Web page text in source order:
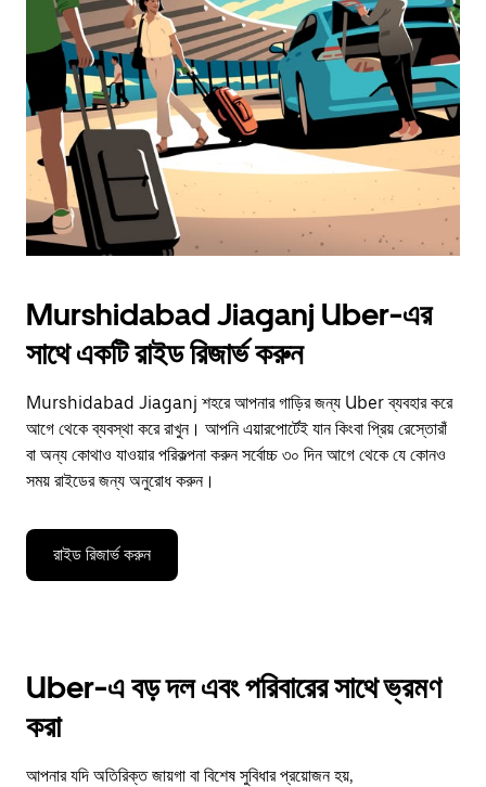
escape
button
close
the
calendar.
Murshidabad Jiaganj Uber-এর
সাথে একটি রাইড রিজার্ভ করুন
Murshidabad Jiaganj শহরে আপনার গাড়ির জন্য Uber ব্যবহার করে
আগে থেকে ব্যবস্থা করে রাখুন। আপনি এয়ারপোর্টেই যান কিংবা প্রিয় রেস্তোরাঁ
বা অন্য কোথাও যাওয়ার পরিকল্পনা করুন সর্বোচ্চ ৩০ দিন আগে থেকে যে কোনও
সময় রাইডের জন্য অনুরোধ করুন।
রাইড রিজার্ভ করুন
Uber-এ বড় দল এবং পরিবারের সাথে ভ্রমণ
করা
আপনার যদি অতিরিক্ত জায়গা বা বিশেষ সুবিধার প্রয়োজন হয়,